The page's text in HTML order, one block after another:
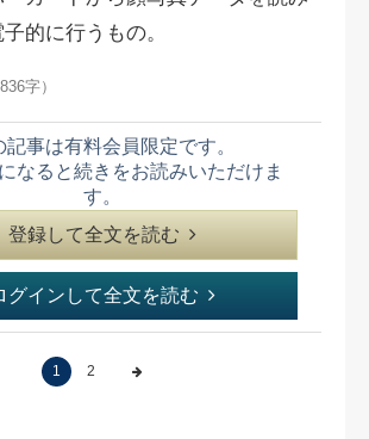
的に行うもの。
字）
記事は有料会員限定です。
なると続きをお読みいただけま
す。
登録して全文を読む
グインして全文を読む
1 2